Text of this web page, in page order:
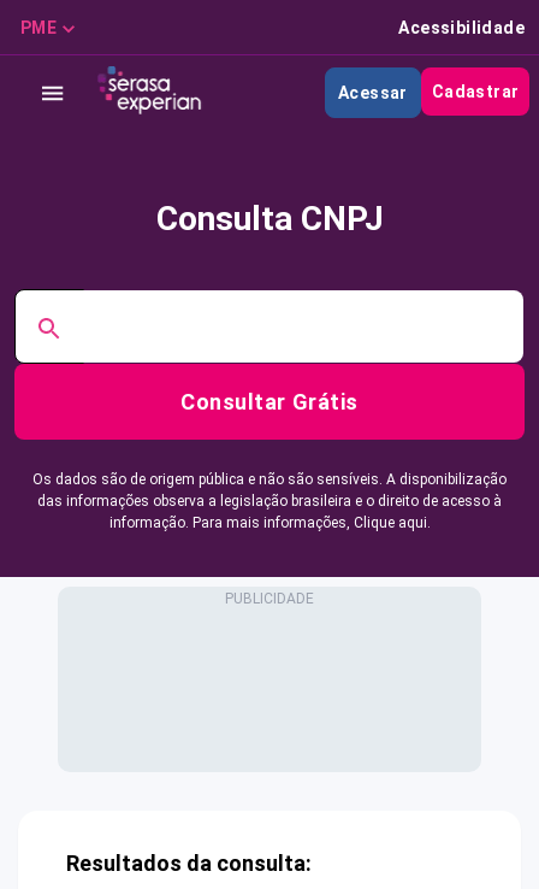
PME Acessibilidade
Acessar Cadastrar
Consulta CNPJ
Consultar Grátis
Os dados são de origem pública e não são sensíveis. A disponibilização
das informações observa a legislação brasileira e o direito de acesso à
informação. Para mais informações, Clique aqui.
Resultados da consulta: